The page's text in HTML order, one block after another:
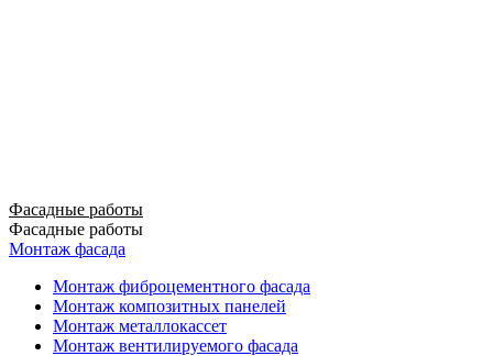
Фасадные работы
Фасадные работы
Монтаж фасада
Монтаж фиброцементного фасада
Монтаж композитных панелей
Монтаж металлокассет
Монтаж вентилируемого фасада